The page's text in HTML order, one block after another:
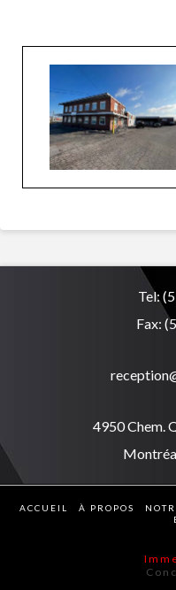
Tel:
Fax:
4950 Chem.
ACCUEIL À PROPOS